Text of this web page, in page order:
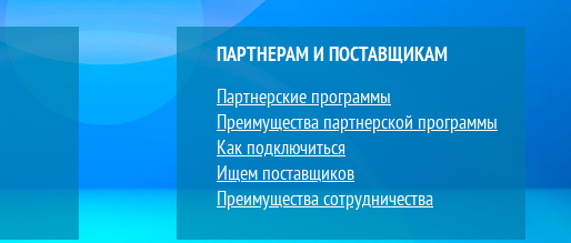
ПАРТНЕРАМ И ПОСТАВЩИКАМ
Партнерские программы
Преимущества партнерской программы
Как подключиться
Ищем поставщиков
Преимущества сотрудничества